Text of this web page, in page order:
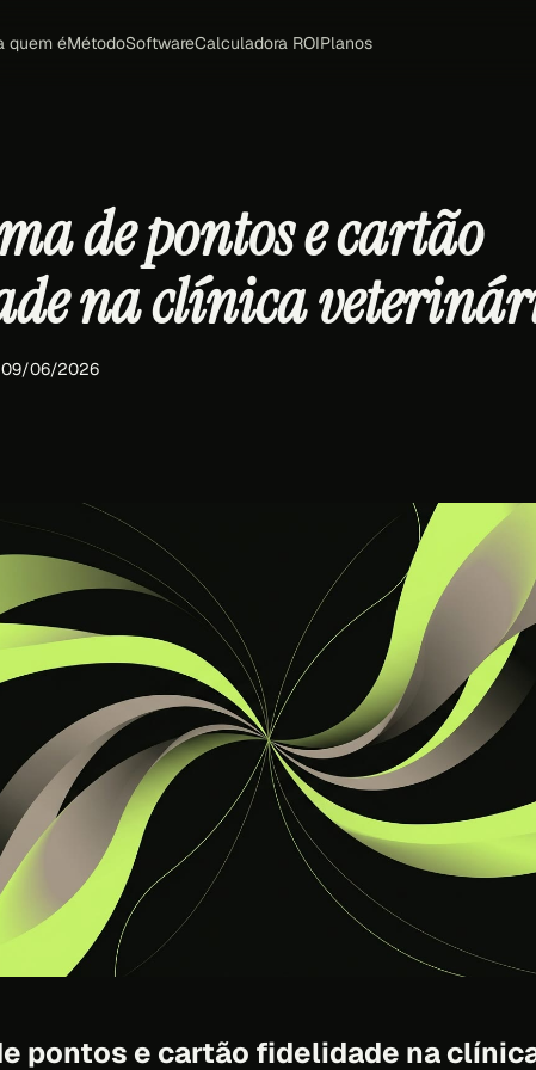
quem éMétodoSoftwareCalculadora ROIPlanos
de pontos e cartão
na clínica
09/06/2026
pontos e cartão fidelidade na